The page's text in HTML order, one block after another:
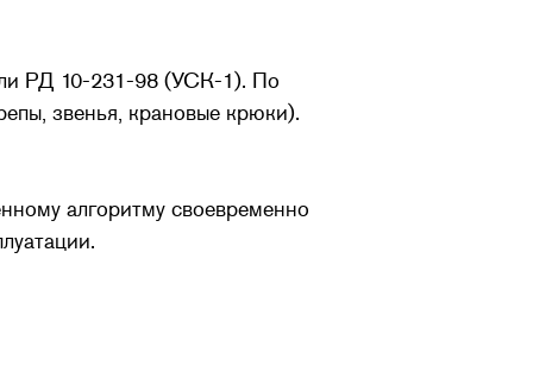
РД 10-231-98 (УСК-1). По
звенья, крановые крюки).
алгоритму своевременно